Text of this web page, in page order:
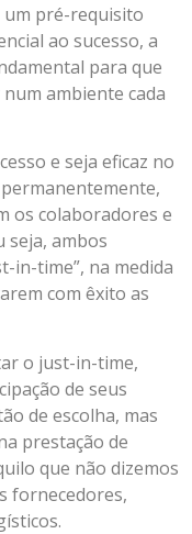
um pré-requisito
ao sucesso, a
para que
ambiente cada
e seja eficaz no
os colaboradores e
seja, ambos
in-time”, na medida
com êxito as
o just-in-time,
de seus
de escolha, mas
prestação de
que não dizemos
fornecedores,